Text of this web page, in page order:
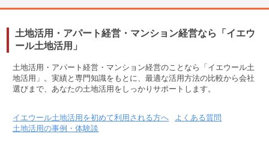
土地活用・アパート経営・マンション経営なら「イエウ
ール土地活用」
土地活用・アパート経営・マンション経営のことなら「イエウール土
地活用」。実績と専門知識をもとに、最適な活用方法の比較から会社
選びまで、あなたの土地活用をしっかりサポートします。
イエウール土地活用を初めて利用される方へ
よくある質問
土地活用の事例・体験談